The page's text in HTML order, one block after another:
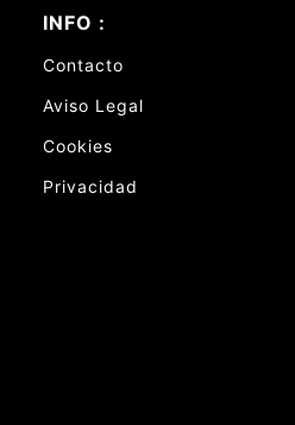
INFO :
Contacto
Aviso Legal
Cookies
Privacidad